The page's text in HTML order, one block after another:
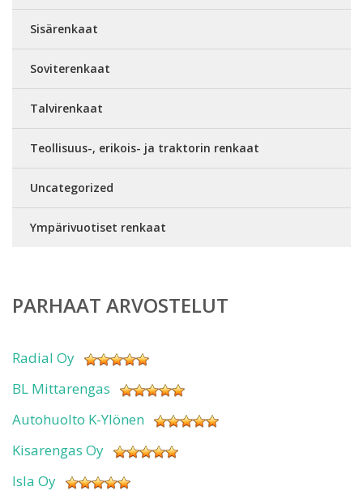
Sisärenkaat
Soviterenkaat
Talvirenkaat
Teollisuus-, erikois- ja traktorin renkaat
Uncategorized
Ympärivuotiset renkaat
PARHAAT ARVOSTELUT
Radial Oy
BL Mittarengas
Autohuolto K-Ylönen
Kisarengas Oy
Isla Oy